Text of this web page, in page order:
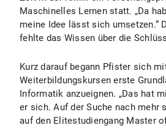
Maschinelles Lernen statt. „Da
meine Idee lässt sich umsetzen.“
fehlte das Wissen über die
Kurz darauf begann Pfister sich
Weiterbildungskursen erste
Informatik anzueignen. „Das hat
er sich. Auf der Suche nach mehr
auf den Elitestudiengang Master